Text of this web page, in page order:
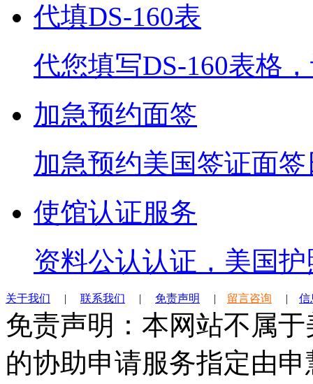
代填DS-160表
代您填写DS-160表格
加急预约面签
加急预约美国签证面
使馆认证服务
资料公认认证，美国
关于我们 | 联系我们 | 免责声明 | 留言咨询 | 信
免责声明：本网站不属
的协助申请服务指定由